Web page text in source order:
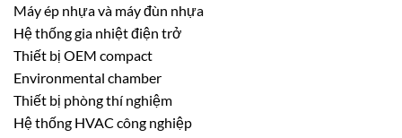
Máy ép nhựa và máy đùn nhựa
Hệ thống gia nhiệt điện trở
Thiết bị OEM compact
Environmental chamber
Thiết bị phòng thí nghiệm
Hệ thống HVAC công nghiệp